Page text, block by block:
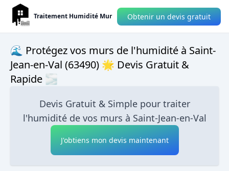
Traitement Humidité Mur Obtenir un devis gratuit
🌊 Protégez vos murs de l'humidité à Saint-
Jean-en-Val (63490) 🌟 Devis Gratuit &
Rapide 🌫
Devis Gratuit & Simple pour traiter
l'humidité de vos murs à Saint-Jean-en-Val
J'obtiens mon devis maintenant